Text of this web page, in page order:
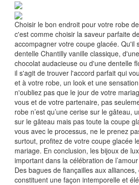
Choisir le bon endroit pour votre robe
c'est comme choisir la saveur parfaite
accompagner votre coupe glacée. Qu'il
dentelle Chantilly vanille classique,
chocolat audacieuse ou d'une dentelle
il s'agit de trouver l'accord parfait qui
et à votre robe, un look et une
n'oubliez pas que le jour de votre
vous et de votre partenaire, pas
robe n’est qu’une cerise sur le gâteau,
sur le gâteau mais pas toute la coupe
vous avec le processus, ne le prenez
surtout, profitez de votre coupe glacée
mariage. En conclusion, les bijoux de
important dans la célébration de
Des bagues de fiançailles aux
constituent une façon intemporelle et